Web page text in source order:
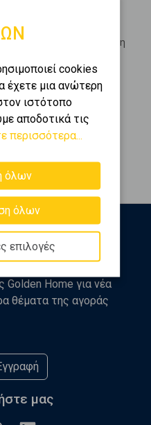
- Μάκρη
- Μάκρη
- Μάκρη
- Μάκρη
- Μάκρη
ΑΛΕΞΑΝΔΡΟΥΠΟΛΗ -
- Μάκρη
- Μάκρη
- Μάκρη
cookies
έχετε μια ανώτερη
ιστότοπο
αποδοτικά τις
περισσότερα...
όλων
όλων
επιλογές
Home για νέα
θέματα της αγοράς
μας